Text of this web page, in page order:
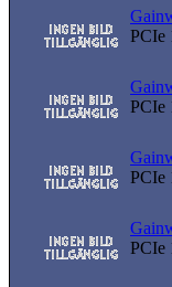
PCIe
PCIe
PCIe
PCIe